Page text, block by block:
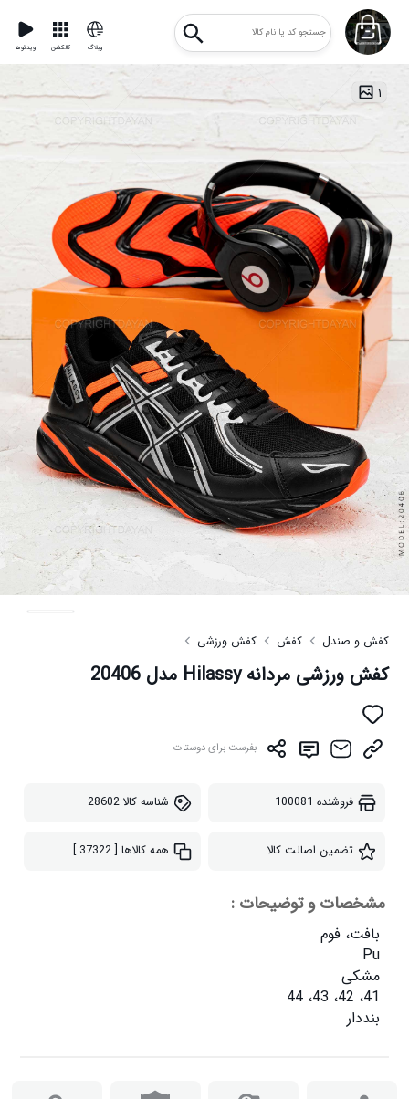
ویدئوها کالکشن وبلاگ
۱
کفش و صندل کفش کفش ورزشی
کفش ورزشی مردانه Hilassy مدل 20406
بفرست برای دوستات
فروشنده 100081 شناسه کالا28602
تضمین اصالت کالا همه کالاها [ 37322 ]
مشخصات و توضیحات :
بنددار